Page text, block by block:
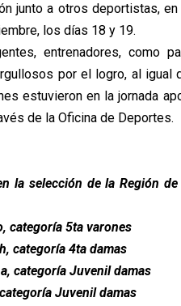
junto a otros deportistas,
los días 18 y 19.
entrenadores, como
por el logro, al igual
estuvieron en la jornada
de la Oficina de Deportes.
la selección de la Región
categoría 5ta varones
categoría 4ta damas
categoría Juvenil damas
Juvenil damas